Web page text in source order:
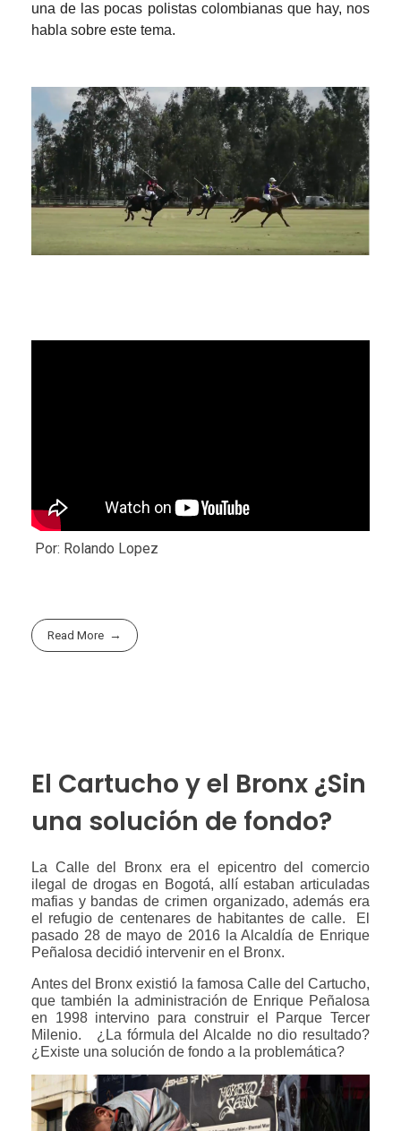
una de las pocas polistas colombianas que hay, nos
habla sobre este tema.
Por: Rolando Lopez
Read More
El Cartucho y el Bronx ¿Sin
una solución de fondo?
La Calle del Bronx era el epicentro del comercio
ilegal de drogas en Bogotá, allí estaban articuladas
mafias y bandas de crimen organizado, además era
el refugio de centenares de habitantes de calle. El
pasado 28 de mayo de 2016 la Alcaldía de Enrique
Peñalosa decidió intervenir en el Bronx.
Antes del Bronx existió la famosa Calle del Cartucho,
que también la administración de Enrique Peñalosa
en 1998 intervino para construir el Parque Tercer
Milenio. ¿La fórmula del Alcalde no dio resultado?
¿Existe una solución de fondo a la problemática?